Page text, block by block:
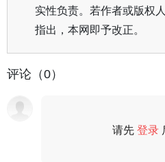
实性负责。若作者或版权
指出，本网即予改正。
评论（0）
请先登录